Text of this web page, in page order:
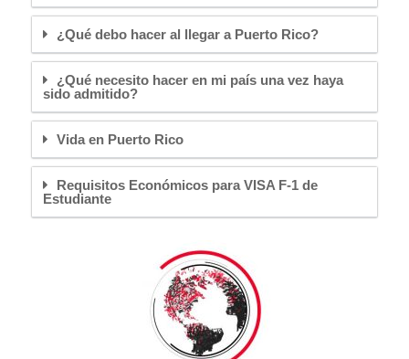
¿Qué debo hacer al llegar a Puerto Rico?
¿Qué necesito hacer en mi país una vez haya
sido admitido?
Vida en Puerto Rico
Requisitos Económicos para VISA F-1 de
Estudiante